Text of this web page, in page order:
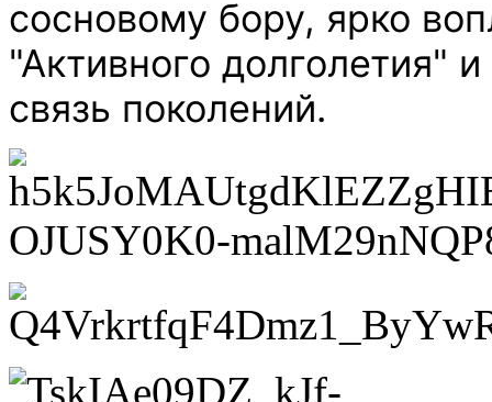
сосновому бору, ярко
"Активного долголетия"
связь поколений.